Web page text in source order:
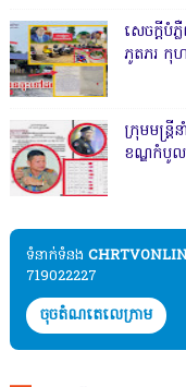
សេចក្តីបំភ្
ភូតភរ កុហ
ក្រុមមន្ត្រី
ខណ្ឌកំបូល
ទំនាក់ទំនង​​
719022227
ចុចតំណតេលេក្រាម